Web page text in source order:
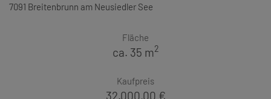
7091 Breitenbrunn am Neusiedler See
Fläche
ca. 35 m2
Kaufpreis
32.000,00 €